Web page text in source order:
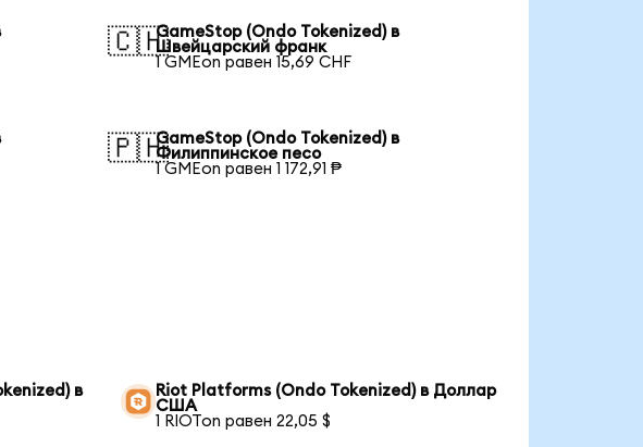
🇨🇭GameStop (Ondo Tokenized) в
Швейцарский франк
1 GMEon равен 15,69 CHF
🇵🇭GameStop (Ondo Tokenized) в
Филиппинское песо
1 GMEon равен 1 172,91 ₱
в
Riot Platforms (Ondo Tokenized) в Доллар
США
1 RIOTon равен 22,05 $